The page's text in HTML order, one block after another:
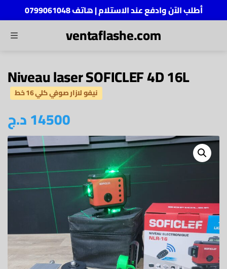
أطلب الآن وادفع عند الاستلام | هاتف 0799061048
MENU ventaflashe.com
Niveau laser SOFICLEF 4D 16L
نيفو لازار صوفي كلي 16 خط
14500د.ج